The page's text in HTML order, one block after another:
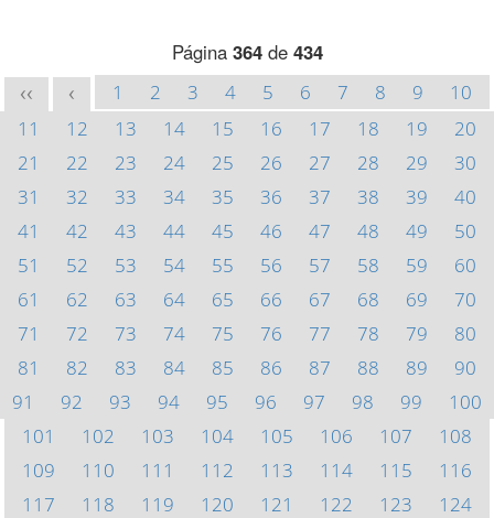
Página 364de 434
<< < 1 2 3 4 5 6 7 8 9
10
11
12 13 14 15 16 17 18 19
20
21
22 23 24 25 26 27 28 29
30
31
32 33 34 35 36 37 38 39
40
41
42 43 44 45 46 47 48 49
50
51
52 53 54 55 56 57 58 59
60
61
62 63 64 65 66 67 68 69
70
71
72 73 74 75 76 77 78 79
80
81
82 83 84 85 86 87 88 89
90
91
92 93 94 95 96 97 98 99
100
101
102 103 104 105 106 107
108
109
110 111 112 113 114 115
116
117
118 119 120 121 122 123
124